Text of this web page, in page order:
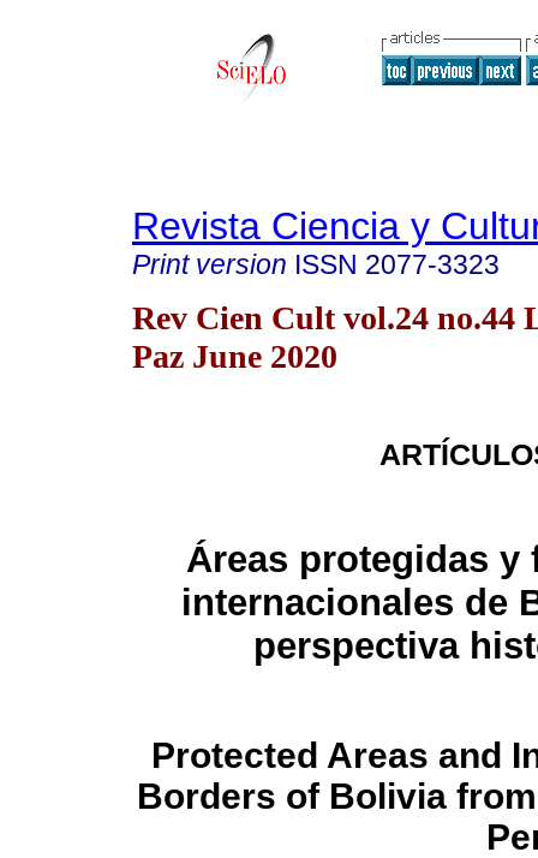
Revista Ciencia y
Print version ISSN 2077-3323
Rev Cien Cult vol.24 no.44
Paz June 2020
Áreas protegidas y
internacionales de
perspectiva
Protected Areas and
Borders of Bolivia